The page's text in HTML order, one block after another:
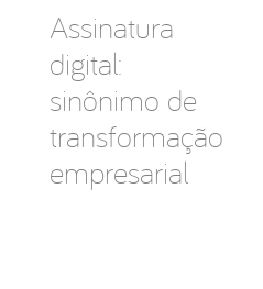
Assinatura
digital:
sinônimo de
transformação
empresarial